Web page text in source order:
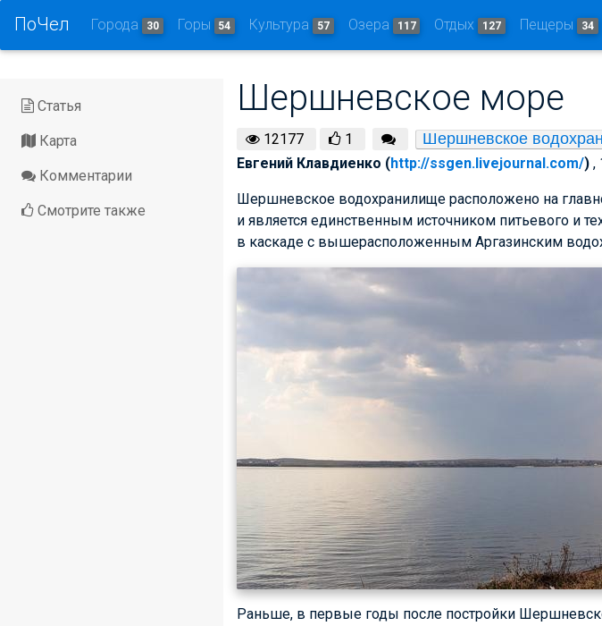
ПоЧел Города 30 Горы 54 Культура 57 Озера 117 Отдых 127 Пещеры 34
Статья
Карта
Комментарии
Смотрите также
Шершневское море
12177 1 Шершневское
Евгений Клавдиенко (http://ssgen.livejournal.com/) ,
Шершневское водохранилище расположено на
и является единственным источником питьевого и
в каскаде с вышерасположенным Аргазинским
Раньше, в первые годы после постройки